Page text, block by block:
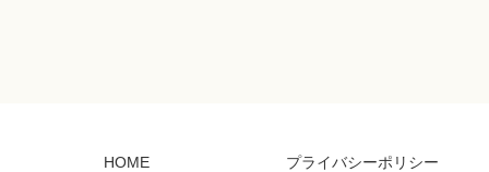
HOME プライバシーポリシー